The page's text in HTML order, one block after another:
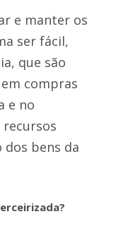
e manter os
ser fácil,
que são
compras
e no
bens da